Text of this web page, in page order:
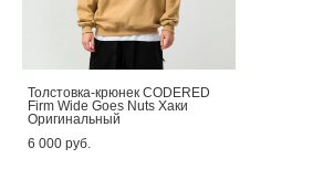
Толстовка-крюнек CODERED
Firm Wide Goes Nuts Хаки
Оригинальный
6 000 pуб.